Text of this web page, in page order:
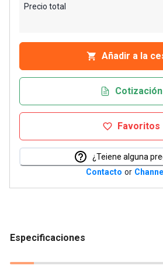
Precio total
Añadir a la
Cotización
Favoritos
¿Teiene alguna
Contacto or
Especificaciones